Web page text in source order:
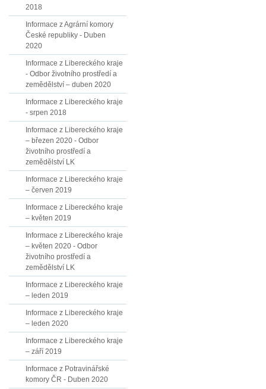
2018
Informace z Agrární komory
České republiky - Duben
2020
Informace z Libereckého kraje
- Odbor životního prostředí a
zemědělství – duben 2020
Informace z Libereckého kraje
- srpen 2018
Informace z Libereckého kraje
– březen 2020 - Odbor
životního prostředí a
zemědělství LK
Informace z Libereckého kraje
– červen 2019
Informace z Libereckého kraje
– květen 2019
Informace z Libereckého kraje
– květen 2020 - Odbor
životního prostředí a
zemědělství LK
Informace z Libereckého kraje
– leden 2019
Informace z Libereckého kraje
– leden 2020
Informace z Libereckého kraje
– září 2019
Informace z Potravinářské
komory ČR - Duben 2020